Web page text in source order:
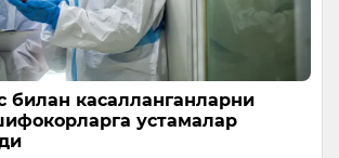
билан касалланганларни
устамалар